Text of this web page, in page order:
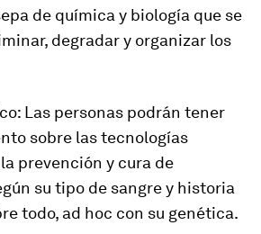
de química y biología que se
degradar y organizar los
Las personas podrán tener
sobre las tecnologías
prevención y cura de
su tipo de sangre y historia
todo, ad hoc con su genética.